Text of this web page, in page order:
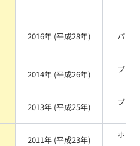
2016年 (平成28年) パール
2014年 (平成26年)
ブラ
2013年 (平成25年)
ブラ
2011年 (平成23年)
ホワ